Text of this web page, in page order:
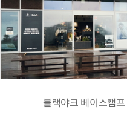
블랙야크 베이스캠